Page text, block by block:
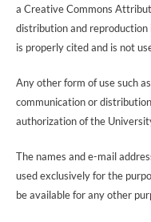
a Creative Commons
distribution and
is properly cited and is not
Any other form of use such
communication or
authorization of the
The names and e-mail
used exclusively for the
be available for any other